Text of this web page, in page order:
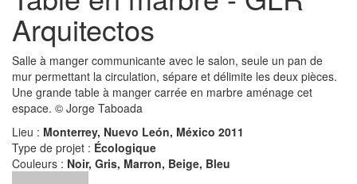
Arquitectos
Salle à manger communicante avec le salon, seule un pan de
mur permettant la circulation, sépare et délimite les deux pièces.
Une grande table à manger carrée en marbre aménage cet
espace. © Jorge Taboada
Lieu : Monterrey, Nuevo León, México 2011
Type de projet : Écologique
Couleurs : Noir, Gris, Marron, Beige, Bleu